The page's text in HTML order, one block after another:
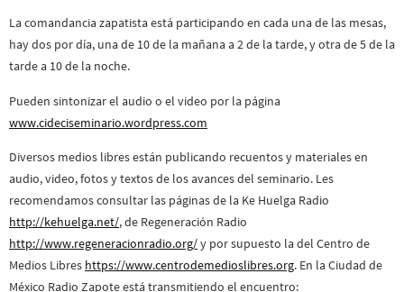
La comandancia zapatista está participando en cada una de las mesas,
hay dos por día, una de 10 de la mañana a 2 de la tarde, y otra de 5 de la
tarde a 10 de la noche.
Pueden sintonizar el audio o el video por la página
www.cideciseminario.wordpress.com
Diversos medios libres están publicando recuentos y materiales en
audio, video, fotos y textos de los avances del seminario. Les
recomendamos consultar las páginas de la Ke Huelga Radio
http://kehuelga.net/, de Regeneración Radio
http://www.regeneracionradio.org/y por supuesto la del Centro de
Medios Libres https://www.centrodemedioslibres.org. En la Ciudad de
México Radio Zapote está transmitiendo el encuentro: